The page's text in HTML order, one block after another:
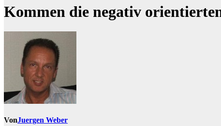
Kommen die negativ
VonJuergen Weber